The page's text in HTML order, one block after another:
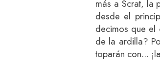
más a Scrat, la
desde el
decimos que el
de la ardilla?
toparán con...